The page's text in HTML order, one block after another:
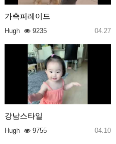
가축퍼레이드
Hugh 9235 04.27
강남스타일
Hugh 9755 04.10